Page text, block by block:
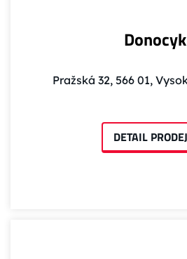
Pražská 32, 566 01,
DETAIL